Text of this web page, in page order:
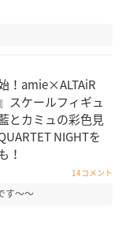
！amie×ALTAiR
スケールフィギュ
とカミュの彩色見
NIGHT​を
！
14コメント
す〜〜